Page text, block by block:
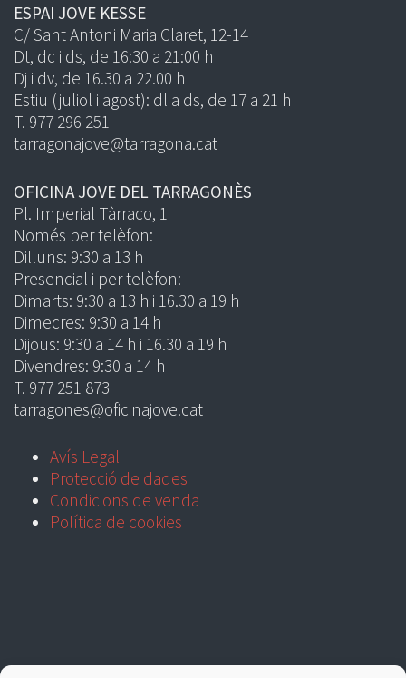
ESPAI JOVE KESSE
C/ Sant Antoni Maria Claret, 12-14
Dt, dc i ds, de 16:30 a 21:00 h
Dj i dv, de 16.30 a 22.00 h
Estiu (juliol i agost): dl a ds, de 17 a 21 h
T. 977 296 251
tarragonajove@tarragona.cat
OFICINA JOVE DEL TARRAGONÈS
Pl. Imperial Tàrraco, 1
Només per telèfon:
Dilluns: 9:30 a 13 h
Presencial i per telèfon:
Dimarts: 9:30 a 13 h i 16.30 a 19 h
Dimecres: 9:30 a 14 h
Dijous: 9:30 a 14 h i 16.30 a 19 h
Divendres: 9:30 a 14 h
T. 977 251 873
tarragones@oficinajove.cat
Avís Legal
Protecció de dades
Condicions de venda
Política de cookies